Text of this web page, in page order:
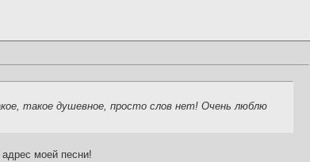
такое душевное, просто слов нет! Очень люблю
моей песни!